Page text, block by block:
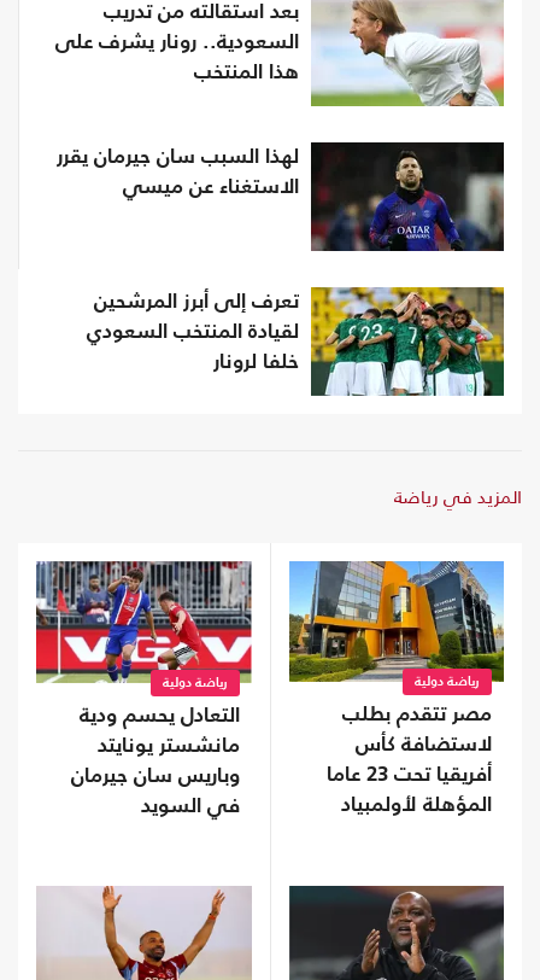
بعد استقالته من تدريب
السعودية.. رونار يشرف على
هذا المنتخب
لهذا السبب سان جيرمان يقرر
الاستغناء عن ميسي
تعرف إلى أبرز المرشحين
لقيادة المنتخب السعودي
خلفا لرونار
المزيد في رياضة
رياضة دولية
مصر تتقدم بطلب
لاستضافة كأس
أفريقيا تحت 23 عاما
المؤهلة لأولمبياد
رياضة دولية
التعادل يحسم ودية
مانشستر يونايتد
وباريس سان جيرمان
في السويد